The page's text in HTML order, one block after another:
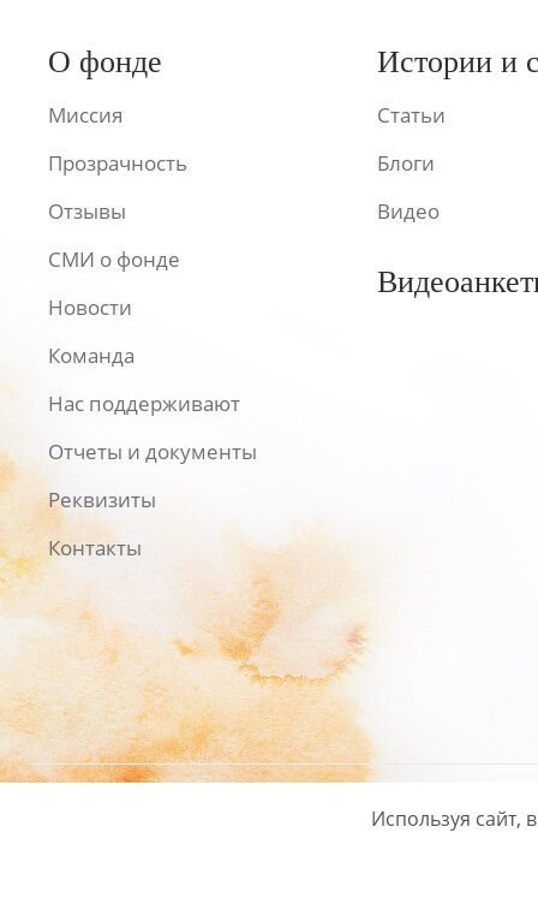
О фонде
Миссия
Прозрачность
Отзывы
СМИ о фонде
Новости
Команда
Нас поддерживают
Отчеты и документы
Реквизиты
Контакты
Истории и
Статьи
Блоги
Видео
Политика
Используя сайт,